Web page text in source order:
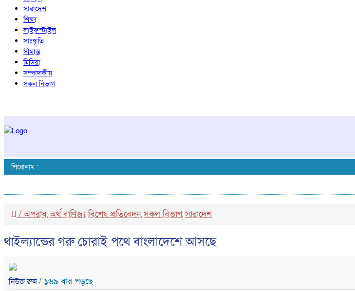
সারাদেশ
শিক্ষা
লাইফস্টাইল
সাংস্কৃতি
সীমান্ত
মিডিয়া
সম্পাদকীয়
সকল বিভাগ
শিরোনাম :
/অপরাধ,অর্থ বাণিজ্য,বিশেষ প্রতিবেদন,সকল বিভাগ,সারাদেশ
থাইল্যান্ডের গরু চোরাই পথে বাংলাদেশে আসছে
নিউজ রুম/ ১৬৯ বার পড়ছে